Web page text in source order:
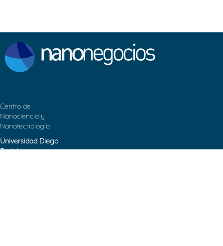
Centro de
Nanociencia y
Nanotecnología
Universidad Diego
Portales